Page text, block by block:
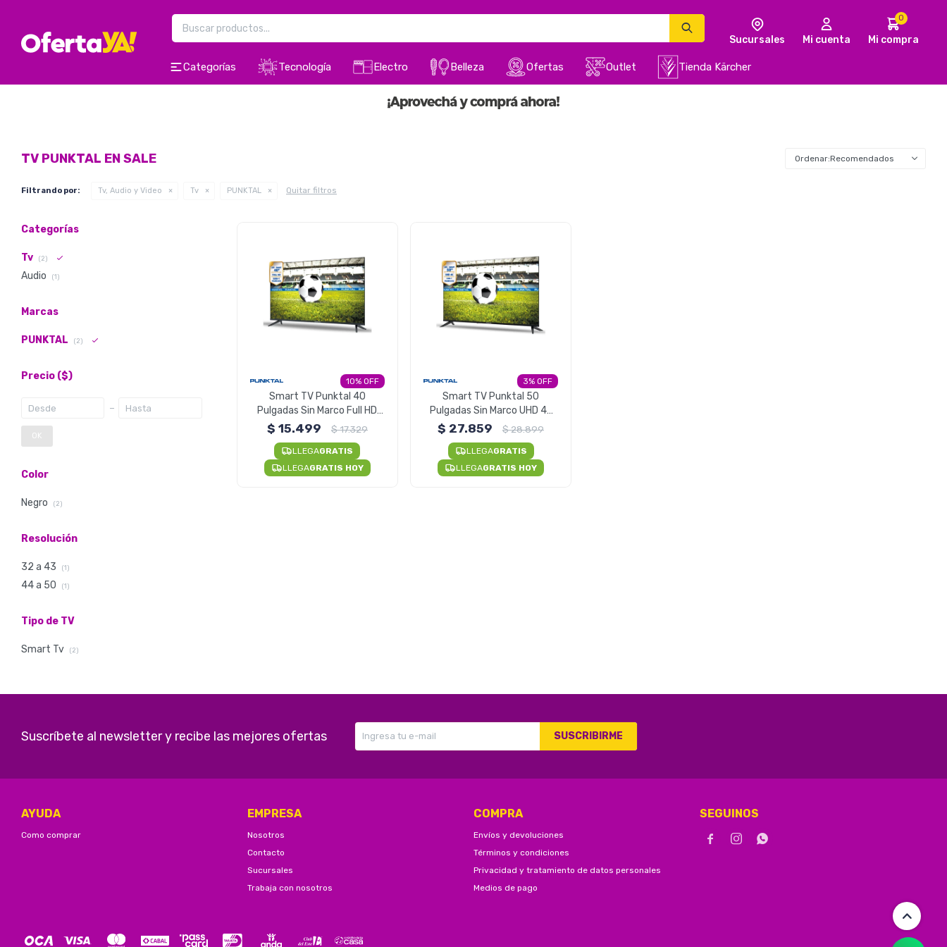
Categorías Tecnología Electro Belleza Ofertas Outlet Tienda Kärcher
0
TV PUNKTAL EN SALE Recomendados
Filtrando por: Tv, Audio y Video Tv PUNKTAL Quitar filtros
10
Smart TV Punktal 40
Pulgadas Sin Marco Full HD
LED Audio Dolby
$ 15.499 $17.329
LLEGAGRATIS
LLEGAGRATIS HOY
3
Smart TV Punktal 50
Pulgadas Sin Marco UHD 4K
LED Audio Dolby
$ 27.859 $28.899
LLEGAGRATIS
LLEGAGRATIS HOY
Categorías
Tv (2)
Audio (1)
Marcas
PUNKTAL (2)
Precio ($)
OK
Color
Negro (2)
Resolución
32 a 43 (1)
44 a 50 (1)
Tipo de TV
Smart Tv (2)
Suscríbete al newsletter y recibe las mejores ofertas SUSCRIBIRME
AYUDA
Como comprar
EMPRESA
Nosotros
Contacto
Sucursales
Trabaja con nosotros
COMPRA
Envíos y devoluciones
Términos y condiciones
Privacidad y tratamiento de datos personales
Medios de pago
SEGUINOS
  